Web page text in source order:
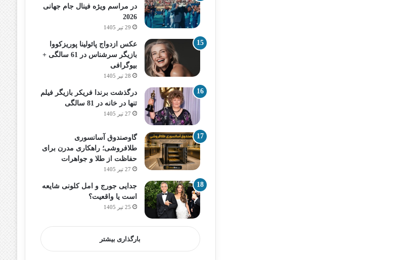
در مراسم ویژه فینال جام جهانی
2026
29 تیر 1405
عکس ازدواج پائولینا پوریزکووا
بازیگر سرشناس در 61 سالگی +
بیوگرافی
28 تیر 1405
درگذشت برندا فریکر بازیگر فیلم
تنها در خانه در 81 سالگی
27 تیر 1405
گاوصندوق آسانسوری
طلافروشی؛ راهکاری مدرن برای
حفاظت از طلا و جواهرات
27 تیر 1405
جدایی جورج و امل کلونی شایعه
است یا واقعیت؟
25 تیر 1405
بارگذاری بیشتر